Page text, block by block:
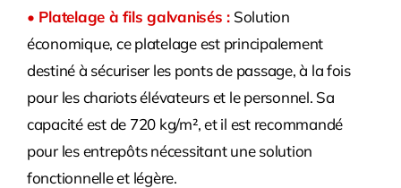
• Platelage à fils galvanisés : Solution
économique, ce platelage est principalement
destiné à sécuriser les ponts de passage, à la fois
pour les chariots élévateurs et le personnel. Sa
capacité est de 720 kg/m², et il est recommandé
pour les entrepôts nécessitant une solution
fonctionnelle et légère.